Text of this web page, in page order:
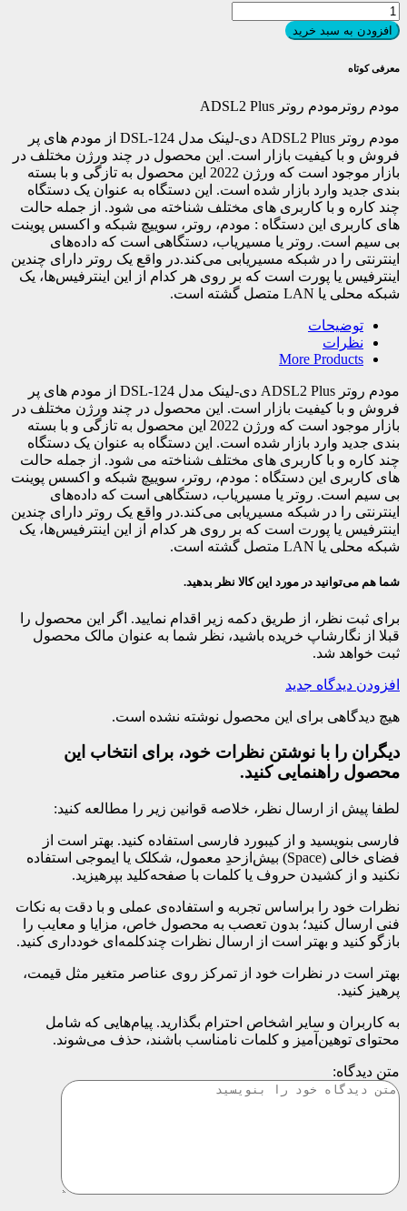
مودم
روترمودم
روتر
ADSL2
Plus
افزودن به سبد خرید
معرفی کوتاه
مودم روترمودم روتر ADSL2 Plus
مودم روتر ADSL2 Plus دی-لینک مدل DSL-124 از مودم های پر
فروش و با کیفیت بازار است. این محصول در چند ورژن مختلف در
بازار موجود است که ورژن 2022 این محصول به تازگی و با بسته
بندی جدید وارد بازار شده است. این دستگاه به عنوان یک دستگاه
چند کاره و با کاربری های مختلف شناخته می شود. از جمله حالت
های کاربری این دستگاه : مودم، روتر، سوییچ شبکه و اکسس پوینت
بی سیم است. روتر یا مسیریاب، دستگاهی است که داده‌های
اینترنتی را در شبکه مسیریابی می‌کند.در واقع یک روتر دارای چندین
اینترفیس یا پورت است که بر روی هر کدام از این اینترفیس‌ها، یک
شبکه محلی یا LAN متصل گشته است.
توضیحات
نظرات
More Products
مودم روتر ADSL2 Plus دی-لینک مدل DSL-124 از مودم های پر
فروش و با کیفیت بازار است. این محصول در چند ورژن مختلف در
بازار موجود است که ورژن 2022 این محصول به تازگی و با بسته
بندی جدید وارد بازار شده است. این دستگاه به عنوان یک دستگاه
چند کاره و با کاربری های مختلف شناخته می شود. از جمله حالت
های کاربری این دستگاه : مودم، روتر، سوییچ شبکه و اکسس پوینت
بی سیم است. روتر یا مسیریاب، دستگاهی است که داده‌های
اینترنتی را در شبکه مسیریابی می‌کند.در واقع یک روتر دارای چندین
اینترفیس یا پورت است که بر روی هر کدام از این اینترفیس‌ها، یک
شبکه محلی یا LAN متصل گشته است.
شما هم می‌توانید در مورد این کالا نظر بدهید.
برای ثبت نظر، از طریق دکمه زیر اقدام نمایید. اگر این محصول را
قبلا از نگارشاپ خریده باشید، نظر شما به عنوان مالک محصول
ثبت خواهد شد.
افزودن دیدگاه جدید
هیچ دیدگاهی برای این محصول نوشته نشده است.
دیگران را با نوشتن نظرات خود، برای انتخاب این
محصول راهنمایی کنید.
لطفا پیش از ارسال نظر، خلاصه قوانین زیر را مطالعه کنید:
فارسی بنویسید و از کیبورد فارسی استفاده کنید. بهتر است از
فضای خالی (Space) بیش‌از‌حدِ معمول، شکلک یا ایموجی استفاده
نکنید و از کشیدن حروف یا کلمات با صفحه‌کلید بپرهیزید.
نظرات خود را براساس تجربه و استفاده‌ی عملی و با دقت به نکات
فنی ارسال کنید؛ بدون تعصب به محصول خاص، مزایا و معایب را
بازگو کنید و بهتر است از ارسال نظرات چندکلمه‌‌ای خودداری کنید.
بهتر است در نظرات خود از تمرکز روی عناصر متغیر مثل قیمت،
پرهیز کنید.
به کاربران و سایر اشخاص احترام بگذارید. پیام‌هایی که شامل
محتوای توهین‌آمیز و کلمات نامناسب باشند، حذف می‌شوند.
متن دیدگاه: